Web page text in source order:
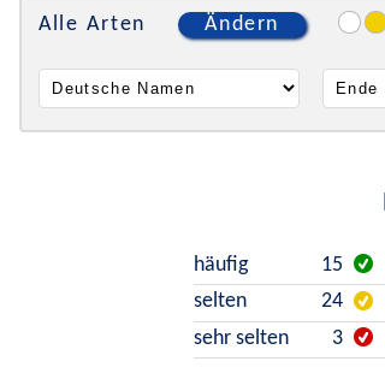
Alle Arten Ändern
häufig
15
selten
24
sehr selten
3